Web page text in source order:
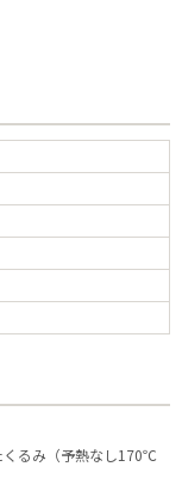
くるみ（予熱なし170℃